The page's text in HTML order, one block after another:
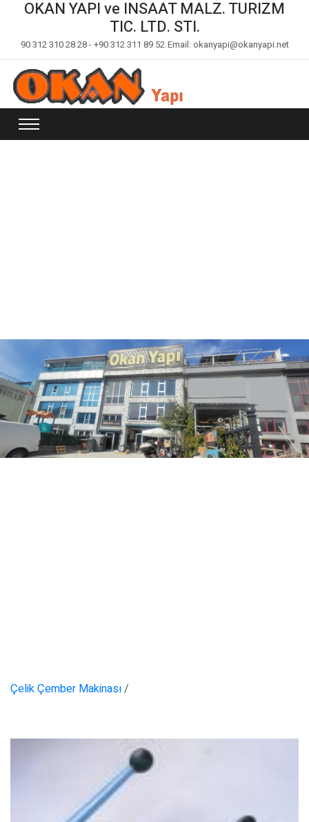
OKAN YAPI ve INSAAT MALZ. TURIZM
TIC. LTD. STI.
90 312 310 28 28 - +90 312 311 89 52 Email: okanyapi@okanyapi.net
Çelik Çember Makinası/